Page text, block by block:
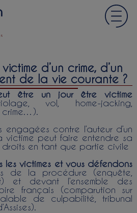
d’un crime, d’un
de la vie courante ?
être un jour être victime
vol, home-jacking,
crime…).
contre l’auteur d’un
victime peut faire entendre sa
en tant que partie civile
les victimes et vous défendons
de la procédure (enquête,
et devant l’ensemble des
français (comparution sur
de culpabilité, tribunal